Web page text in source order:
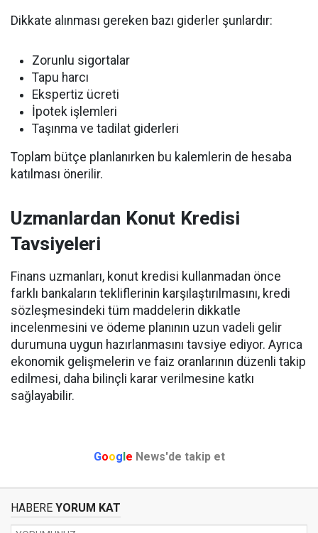
Dikkate alınması gereken bazı giderler şunlardır:
Zorunlu sigortalar
Tapu harcı
Ekspertiz ücreti
İpotek işlemleri
Taşınma ve tadilat giderleri
Toplam bütçe planlanırken bu kalemlerin de hesaba
katılması önerilir.
Uzmanlardan Konut Kredisi
Tavsiyeleri
Finans uzmanları, konut kredisi kullanmadan önce
farklı bankaların tekliflerinin karşılaştırılmasını, kredi
sözleşmesindeki tüm maddelerin dikkatle
incelenmesini ve ödeme planının uzun vadeli gelir
durumuna uygun hazırlanmasını tavsiye ediyor. Ayrıca
ekonomik gelişmelerin ve faiz oranlarının düzenli takip
edilmesi, daha bilinçli karar verilmesine katkı
sağlayabilir.
Google News'de takip et
HABERE YORUM KAT